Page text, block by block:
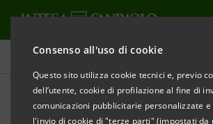
Consenso all'uso di cookie
Questo sito utilizza cookie tecnici e, previo
dell’utente, cookie di profilazione al fine di
comunicazioni pubblicitarie personalizzate e
l'invio di cookie di "terze parti" (impostati da
Tutte le news
Intesa Sanpaolo: